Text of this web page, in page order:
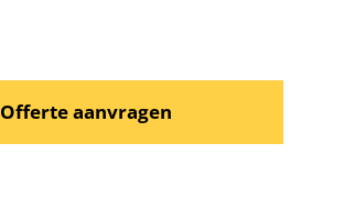
Offerte aanvragen